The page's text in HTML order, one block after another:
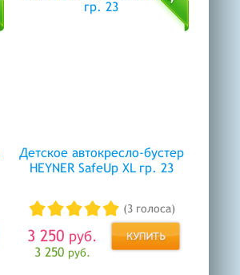
Детское автокресло-бустер
HEYNER SafeUp XL гр. 23
(3 голоса)
3 250 руб.
3 250 руб.